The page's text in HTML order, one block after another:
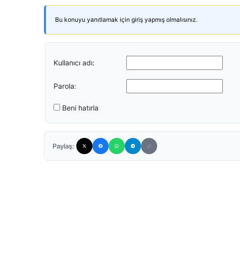
Bu konuyu yanıtlamak için giriş yapmış olmalısınız.
Kullanıcı adı:
Parola:
Beni hatırla
Paylaş: